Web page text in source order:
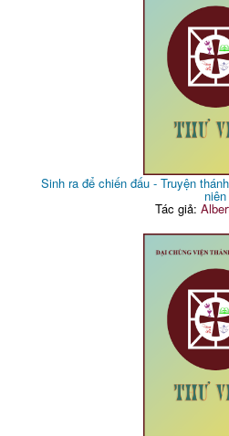
Sinh ra để chiến đấu - Truyện
niên
Tác giả: